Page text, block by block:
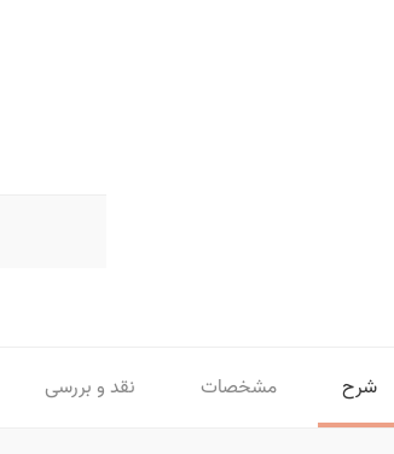
شرح مشخصات نقد و بررسی